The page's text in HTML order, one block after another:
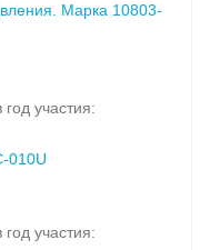
Марка 10803-
участия:
010U
участия: